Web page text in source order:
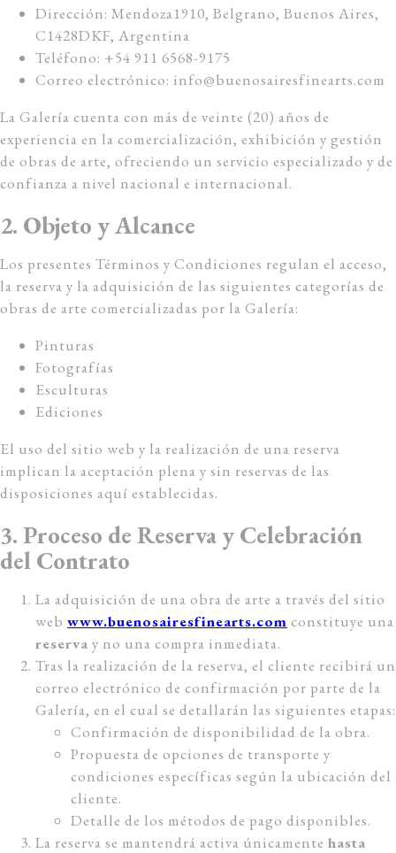
Dirección: Mendoza1910, Belgrano, Buenos Aires,
C1428DKF, Argentina
Teléfono: +54 911 6568-9175
Correo electrónico: info@buenosairesfinearts.com
La Galería cuenta con más de veinte (20) años de
experiencia en la comercialización, exhibición y gestión
de obras de arte, ofreciendo un servicio especializado y de
confianza a nivel nacional e internacional.
2. Objeto y Alcance
Los presentes Términos y Condiciones regulan el acceso,
la reserva y la adquisición de las siguientes categorías de
obras de arte comercializadas por la Galería:
Pinturas
Fotografías
Esculturas
Ediciones
El uso del sitio web y la realización de una reserva
implican la aceptación plena y sin reservas de las
disposiciones aquí establecidas.
3. Proceso de Reserva y Celebración
del Contrato
La adquisición de una obra de arte a través del sitio
web www.buenosairesfinearts.com constituye una
reserva y no una compra inmediata.
Tras la realización de la reserva, el cliente recibirá un
correo electrónico de confirmación por parte de la
Galería, en el cual se detallarán las siguientes etapas:
Confirmación de disponibilidad de la obra.
Propuesta de opciones de transporte y
condiciones específicas según la ubicación del
cliente.
Detalle de los métodos de pago disponibles.
La reserva se mantendrá activa únicamente hasta